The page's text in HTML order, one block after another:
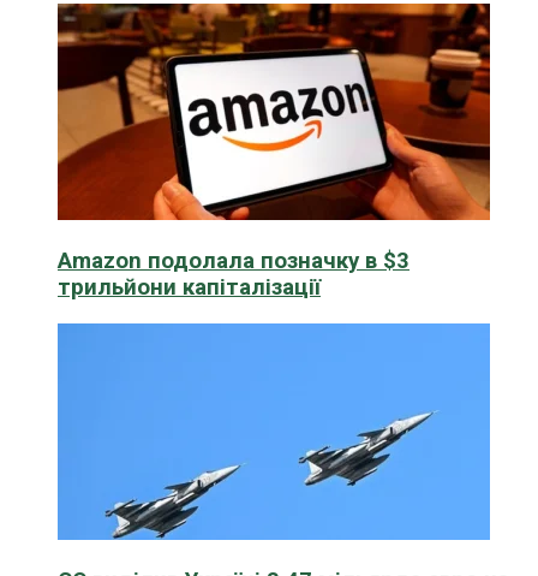
Amazon подолала позначку в $3
трильйони капіталізації